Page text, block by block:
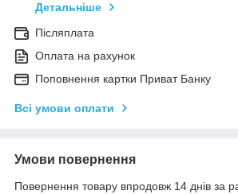
Детальніше
Післяплата
Оплата на рахунок
Поповнення картки Приват Банку
Всі умови оплати
Умови повернення
Повернення товару впродовж 14 днів за